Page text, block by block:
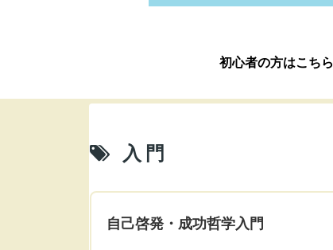
初心者の方はこちら
入門
自己啓発・成功哲学入門